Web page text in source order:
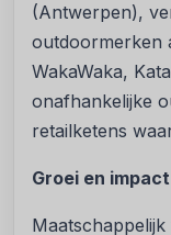
(Antwerpen),
outdoormerken
WakaWaka,
onafhankelijke
retailketens
Groei en